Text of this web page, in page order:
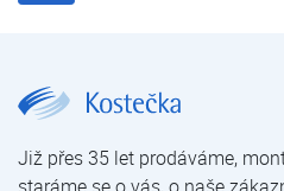
Již přes 35 let prodáváme,